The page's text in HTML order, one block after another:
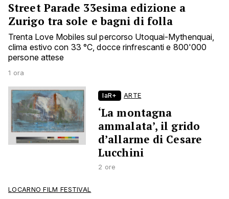
Street Parade 33esima edizione a
Zurigo tra sole e bagni di folla
Trenta Love Mobiles sul percorso Utoquai-Mythenquai,
clima estivo con 33 °C, docce rinfrescanti e 800'000
persone attese
1 ora
laR+ ARTE
‘La montagna
ammalata’, il grido
d’allarme di Cesare
Lucchini
2 ore
LOCARNO FILM FESTIVAL